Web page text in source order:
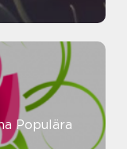
Populära